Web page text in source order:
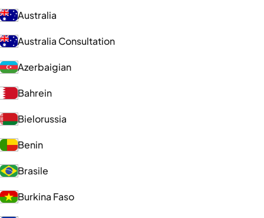
Australia
Australia Consultation
Azerbaigian
Bahrein
Bielorussia
Benin
Brasile
Burkina Faso